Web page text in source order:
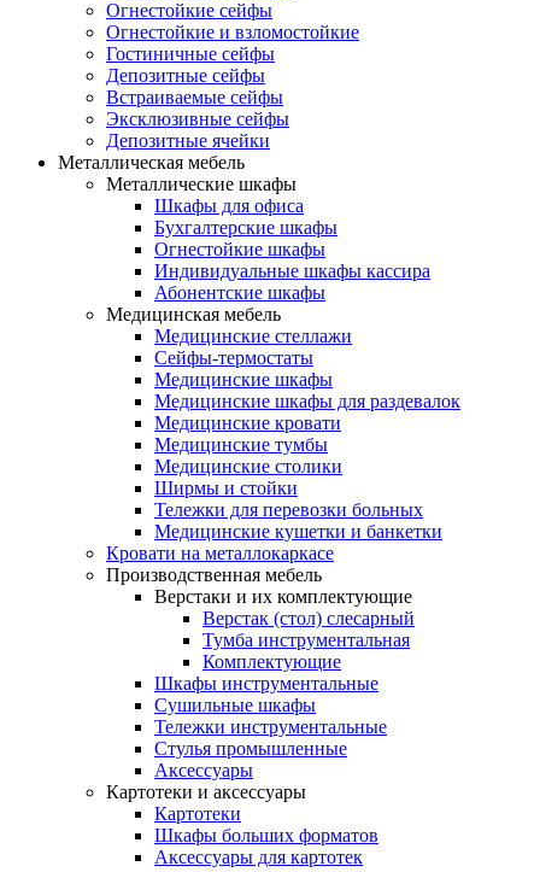
Огнестойкие сейфы
Огнестойкие и взломостойкие
Гостиничные сейфы
Депозитные сейфы
Встраиваемые сейфы
Эксклюзивные сейфы
Депозитные ячейки
Металлическая мебель
Металлические шкафы
Шкафы для офиса
Бухгалтерские шкафы
Огнестойкие шкафы
Индивидуальные шкафы кассира
Абонентские шкафы
Медицинская мебель
Медицинские стеллажи
Сейфы-термостаты
Медицинские шкафы
Медицинские шкафы для раздевалок
Медицинские кровати
Медицинские тумбы
Медицинские столики
Ширмы и стойки
Тележки для перевозки больных
Медицинские кушетки и банкетки
Кровати на металлокаркасе
Производственная мебель
Верстаки и их комплектующие
Верстак (стол) слесарный
Тумба инструментальная
Комплектующие
Шкафы инструментальные
Сушильные шкафы
Тележки инструментальные
Стулья промышленные
Аксессуары
Картотеки и аксессуары
Картотеки
Шкафы больших форматов
Аксессуары для картотек